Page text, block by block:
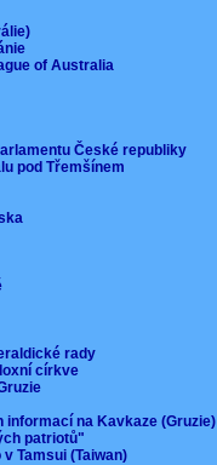
of Australia
České republiky
pod Třemšínem
rady
církve
na Kavkaze (Gruzie)
patriotů"
Tamsui (Taiwan)